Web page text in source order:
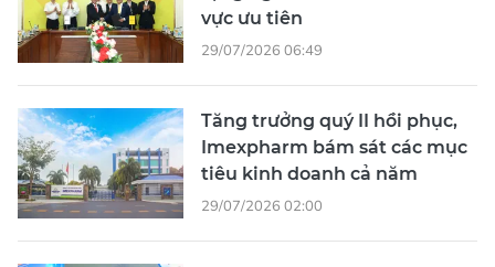
vực ưu tiên
29/07/2026 06:49
Tăng trưởng quý II hồi phục,
Imexpharm bám sát các mục
tiêu kinh doanh cả năm
29/07/2026 02:00